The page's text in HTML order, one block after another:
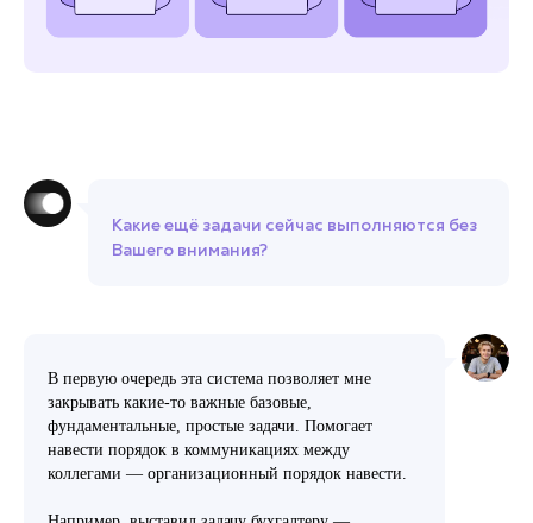
Какие ещё задачи сейчас выполняются без
Вашего внимания?
В первую очередь эта система позволяет мне
закрывать какие-то важные базовые,
фундаментальные, простые задачи. Помогает
навести порядок в коммуникациях между
коллегами — организационный порядок навести.